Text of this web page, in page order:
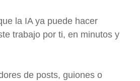
la IA ya puede hacer
trabajo por ti, en minutos y
de posts, guiones o